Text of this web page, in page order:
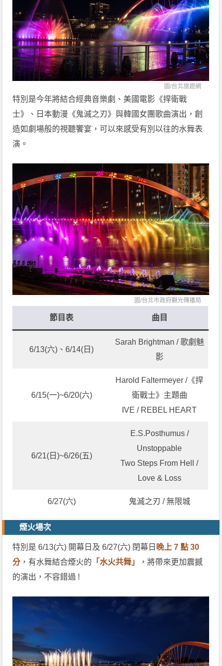
圖/台北旅遊網
特別是今年將結合經典音樂劇、美國電影《捍衛戰
士》、日本動漫《鬼滅之刃》與韓國女團歌曲演出，創
造如劇場般的視聽饗宴，可以來感受有別以往的水舞表
演。
圖/台北市政府觀光傳播局
節目表 曲目
6/13(六)、6/14(日)
Sarah Brightman / 歌劇魅
影
6/15(一)~6/20(六)
Harold Faltermeyer /《捍
衛戰士》主題曲
IVE / REBEL HEART
6/21(日)~6/26(五)
E.S.Posthumus /
Unstoppable
Two Steps From Hell /
Love & Loss
6/27(六) 鬼滅之刃 / 無限城
煙火場次
特別是 6/13(六) 開幕日及 6/27(六) 閉幕日 晚上 7 點 30
分，有水舞結合煙火的 「水火共舞」
，將帶來更加震撼
的演出，不容錯過 !